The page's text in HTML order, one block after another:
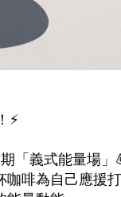
⚡
「義式能量場」
咖啡為自己應援